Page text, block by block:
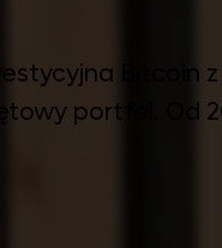
Bitcoin
portfel. Od